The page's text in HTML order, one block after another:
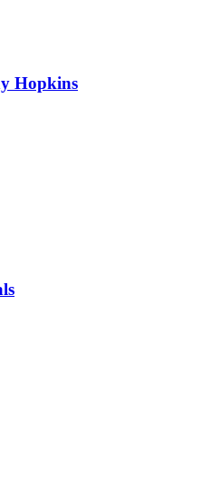
Hopkins